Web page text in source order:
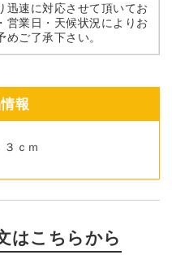
迅速に対応させて頂いてお
営業日・天候状況によりお
ご了承下さい。
報
３ｃｍ
はこちらから